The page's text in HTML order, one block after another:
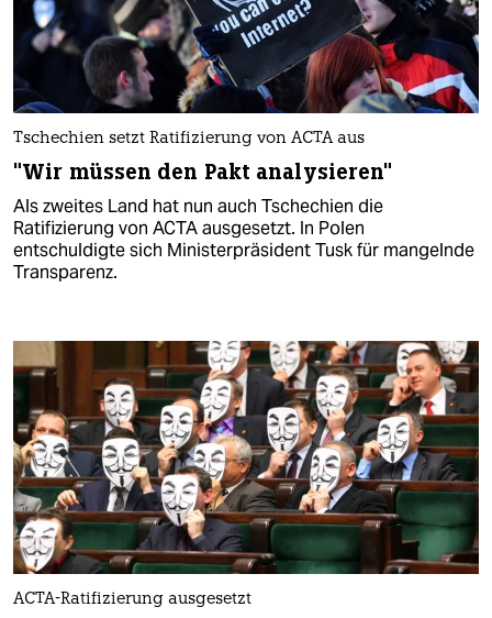
Tschechien setzt Ratifizierung von ACTA aus
"Wir müssen den Pakt analysieren"
Als zweites Land hat nun auch Tschechien die
Ratifizierung von ACTA ausgesetzt. In Polen
entschuldigte sich Ministerpräsident Tusk für mangelnde
Transparenz.
ACTA-Ratifizierung ausgesetzt